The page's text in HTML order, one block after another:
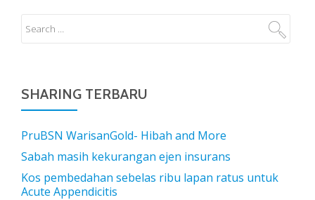
SHARING TERBARU
PruBSN WarisanGold- Hibah and More
Sabah masih kekurangan ejen insurans
Kos pembedahan sebelas ribu lapan ratus untuk
Acute Appendicitis